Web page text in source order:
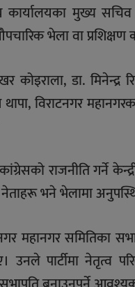
कार्यालयका मुख्य
भेला वा प्रशिक्षण
कोइराला, डा. मिनेन्द्र
थापा, विराटनगर
राजनीति गर्ने
भने भेलामा
महानगर समितिका
उनले पार्टीमा नेतृत्व